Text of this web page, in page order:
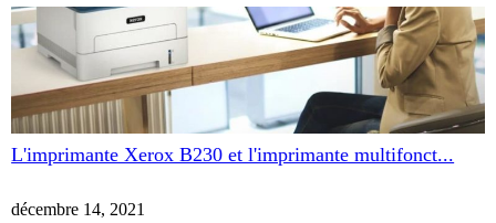
L'imprimante Xerox B230 et l'imprimante multifonct...
décembre 14, 2021